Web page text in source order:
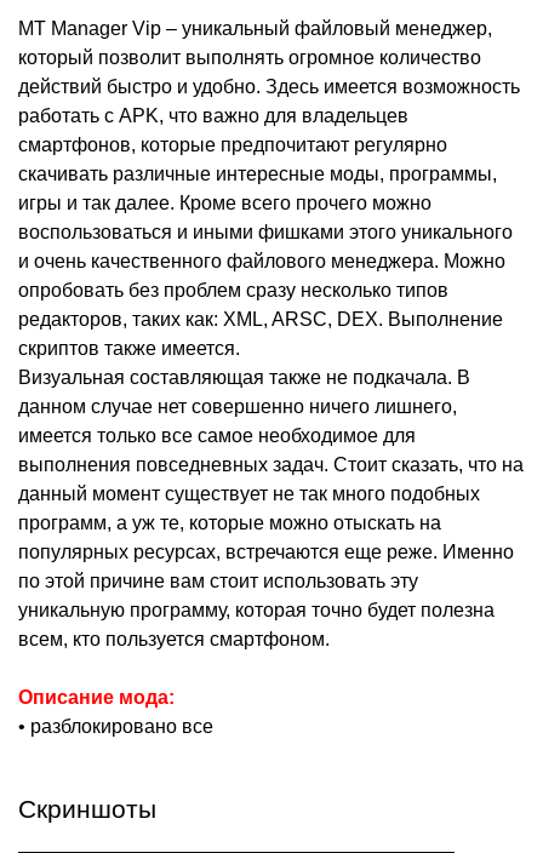
MT Manager Vip – уникальный файловый менеджер,
который позволит выполнять огромное количество
действий быстро и удобно. Здесь имеется возможность
работать с APK, что важно для владельцев
смартфонов, которые предпочитают регулярно
скачивать различные интересные моды, программы,
игры и так далее. Кроме всего прочего можно
воспользоваться и иными фишками этого уникального
и очень качественного файлового менеджера. Можно
опробовать без проблем сразу несколько типов
редакторов, таких как: XML, ARSC, DEX. Выполнение
скриптов также имеется.
Визуальная составляющая также не подкачала. В
данном случае нет совершенно ничего лишнего,
имеется только все самое необходимое для
выполнения повседневных задач. Стоит сказать, что на
данный момент существует не так много подобных
программ, а уж те, которые можно отыскать на
популярных ресурсах, встречаются еще реже. Именно
по этой причине вам стоит использовать эту
уникальную программу, которая точно будет полезна
всем, кто пользуется смартфоном.
Описание мода:
• разблокировано все
Скриншоты